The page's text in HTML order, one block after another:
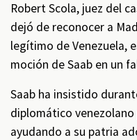
Robert Scola, juez del
dejó de reconocer a
legítimo de Venezuela,
moción de Saab en un
Saab ha insistido
diplomático
ayudando a su patria